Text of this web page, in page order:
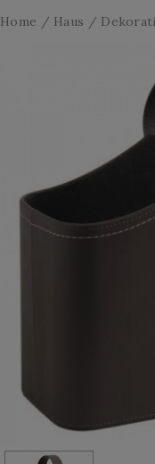
Home Haus